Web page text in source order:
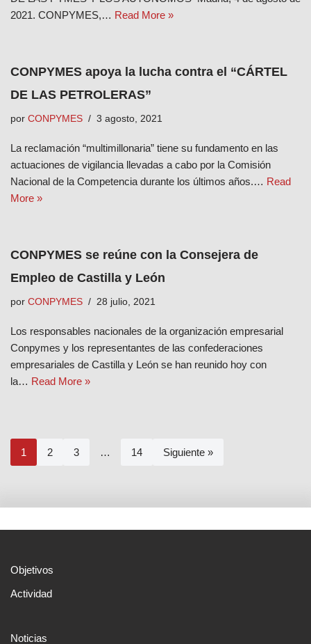
2021. CONPYMES,… Read More »
CONPYMES apoya la lucha contra el “CÁRTEL
DE LAS PETROLERAS”
por CONPYMES 3 agosto, 2021
La reclamación “multimillonaria” tiene su fundamento en las
actuaciones de vigilancia llevadas a cabo por la Comisión
Nacional de la Competencia durante los últimos años.… Read
More »
CONPYMES se reúne con la Consejera de
Empleo de Castilla y León
por CONPYMES 28 julio, 2021
Los responsables nacionales de la organización empresarial
Conpymes y los representantes de las confederaciones
empresariales de Castilla y León se han reunido hoy con
la… Read More »
1 2 3 … 14 Siguiente »
Objetivos
Actividad
Noticias